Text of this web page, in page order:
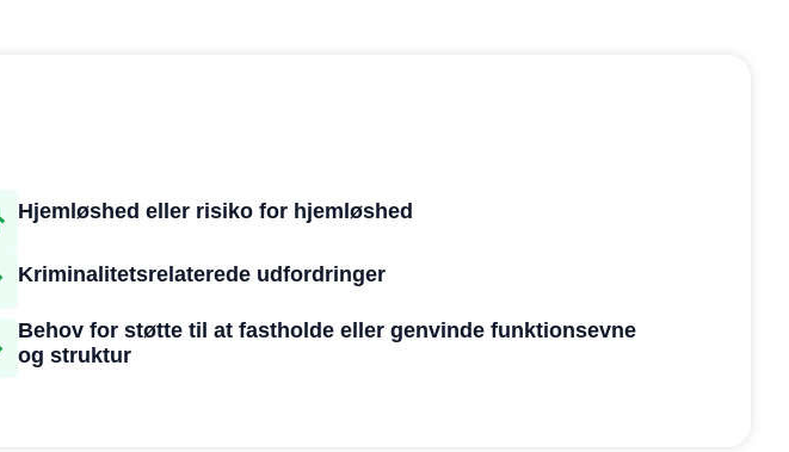
Hjemløshed eller risiko for hjemløshed
Kriminalitetsrelaterede udfordringer
Behov for støtte til at fastholde eller genvinde funktionsevne
og struktur